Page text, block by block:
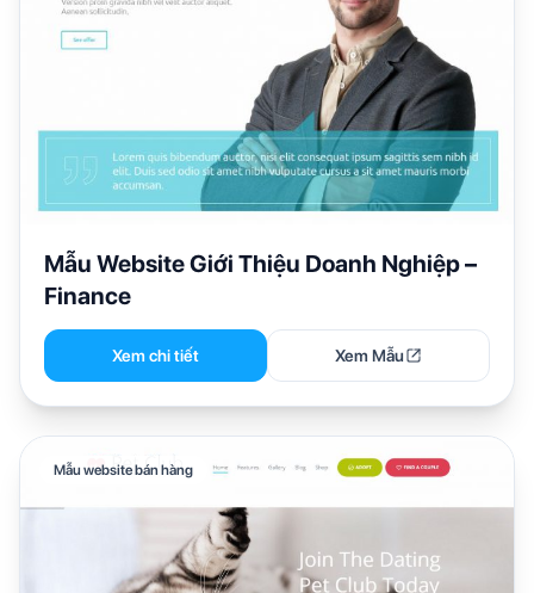
Mẫu Website Giới Thiệu Doanh Nghiệp –
Finance
Xem chi tiết Xem Mẫu
Mẫu website bán hàng